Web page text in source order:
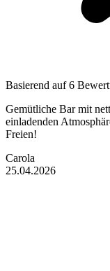
Basierend auf 6
Gemütliche Bar mit
einladenden
Freien!
Carola
25.04.2026